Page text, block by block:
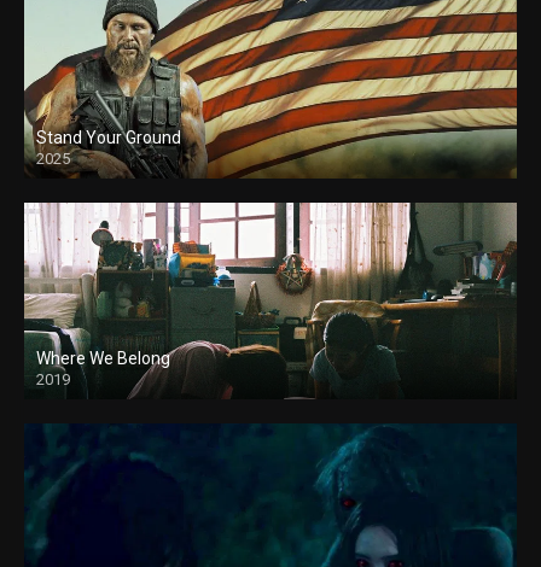
Stand Your Ground
2025
Where We Belong
2019